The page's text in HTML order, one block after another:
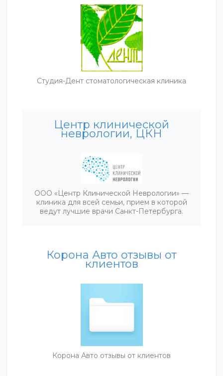
Студия-Дент стоматологическая клиника
Центр клинической
неврологии, ЦКН
ООО «Центр Клинической Неврологии» —
клиника для всей семьи, прием в которой
ведут лучшие врачи Санкт-Петербурга.
Корона Авто отзывы от
клиентов
Корона Авто отзывы от клиентов